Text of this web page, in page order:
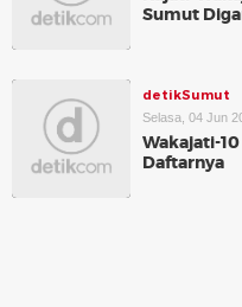
Sumut
detikSumut
Selasa, 04 Jun
Wakajati-
Daftarnya